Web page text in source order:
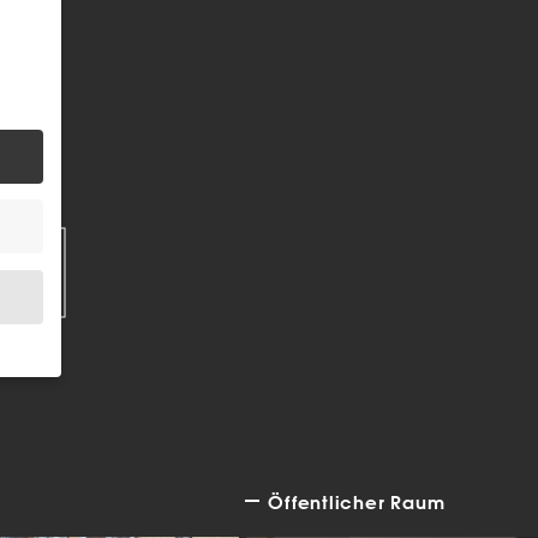
Öffentlicher Raum